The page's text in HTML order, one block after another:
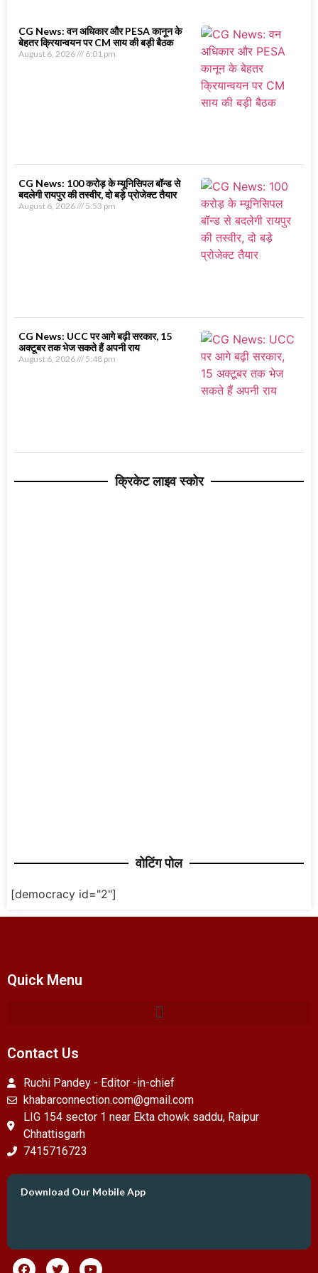
CG News: वन अधिकार और PESA कानून के
बेहतर क्रियान्वयन पर CM साय की बड़ी बैठक
August 6, 2026 6:01 pm
CG News: 100 करोड़ के म्यूनिसिपल बॉन्ड से
बदलेगी रायपुर की तस्वीर, दो बड़े प्रोजेक्ट तैयार
August 6, 2026 5:53 pm
CG News: UCC पर आगे बढ़ी सरकार, 15
अक्टूबर तक भेज सकते हैं अपनी राय
August 6, 2026 5:48 pm
क्रिकेट लाइव स्कोर
वोटिंग पोल
[democracy id="2"]
Quick Menu
Contact Us
Ruchi Pandey - Editor -in-chief
khabarconnection.com@gmail.com
LIG 154 sector 1 near Ekta chowk saddu, Raipur
Chhattisgarh
7415716723
Download Our Mobile App